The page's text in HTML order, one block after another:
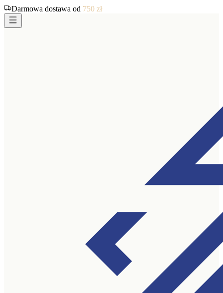
Darmowa dostawa od 750 zł